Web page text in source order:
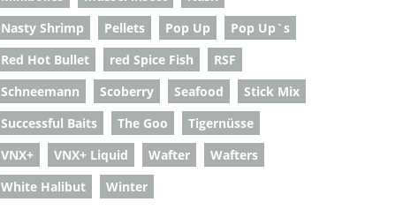
Nasty Shrimp
Pellets Pop Up
Pop Up`s
Red Hot Bullet
red Spice Fish
RSF
Schneemann
Scoberry Seafood
Stick Mix
Successful Baits
The Goo
Tigernüsse
VNX+
VNX+ Liquid Wafter
Wafters
White Halibut
Winter